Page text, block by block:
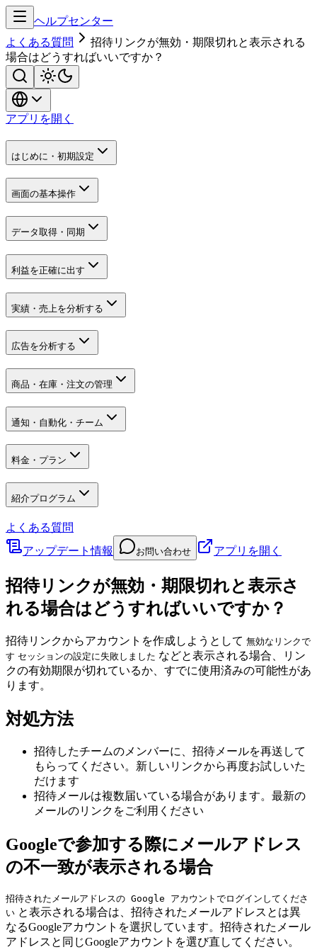
ヘルプセンター
よくある質問
招待リンクが無効・期限切れと表示される
場合はどうすればいいですか？
アプリを開く
はじめに・初期設定
画面の基本操作
データ取得・同期
利益を正確に出す
実績・売上を分析する
広告を分析する
商品・在庫・注文の管理
通知・自動化・チーム
料金・プラン
紹介プログラム
よくある質問
アップデート情報
お問い合わせ アプリを開く
招待リンクが無効・期限切れと表示さ
れる場合はどうすればいいですか？
招待リンクからアカウントを作成しようとして 無効なリンクで
す セッションの設定に失敗しました などと表示される場合、リン
クの有効期限が切れているか、すでに使用済みの可能性があ
ります。
対処方法
招待したチームのメンバーに、招待メールを再送して
もらってください。新しいリンクから再度お試しいた
だけます
招待メールは複数届いている場合があります。最新の
メールのリンクをご利用ください
Googleで参加する際にメールアドレス
の不一致が表示される場合
招待されたメールアドレスの Google アカウントでログインしてくださ
い と表示される場合は、招待されたメールアドレスとは異
なるGoogleアカウントを選択しています。招待されたメール
アドレスと同じGoogleアカウントを選び直してください。